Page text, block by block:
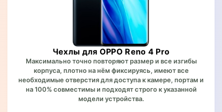
Чехлы для OPPO Reno 4 Pro
Максимально точно повторяют размер и все изгибы
корпуса, плотно на нём фиксируясь, имеют все
необходимые отверстия для доступа к камере, портам и
на 100% совместимы и подходят строго к указанной
модели устройства.